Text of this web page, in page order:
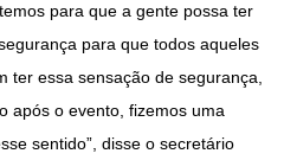
para que a gente possa ter
para que todos aqueles
ter essa sensação de segurança,
após o evento, fizemos uma
sentido”, disse o secretário